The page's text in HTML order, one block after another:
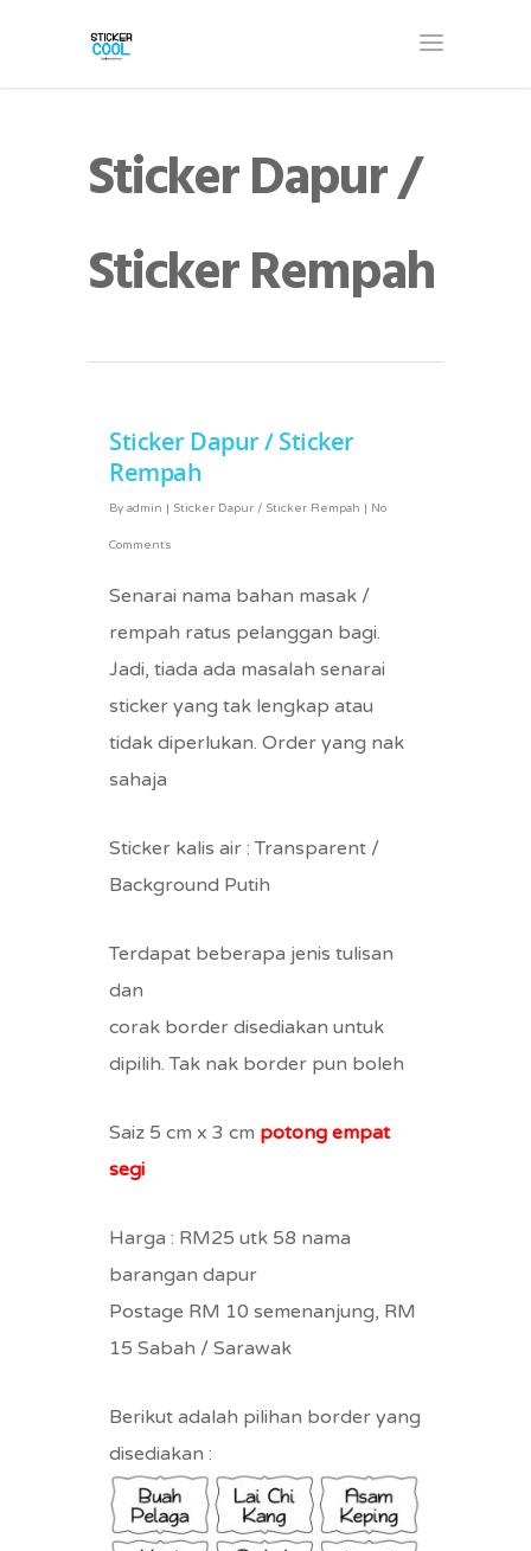
Sticker Dapur /
Sticker Rempah
Sticker Dapur / Sticker
Rempah
By admin | Sticker Dapur / Sticker Rempah | No
Comments
Senarai nama bahan masak /
rempah ratus pelanggan bagi.
Jadi, tiada ada masalah senarai
sticker yang tak lengkap atau
tidak diperlukan. Order yang nak
sahaja
Sticker kalis air : Transparent /
Background Putih
Terdapat beberapa jenis tulisan
dan
corak border disediakan untuk
dipilih. Tak nak border pun boleh
Saiz 5 cm x 3 cm potong empat
segi
Harga : RM25 utk 58 nama
barangan dapur
Postage RM 10 semenanjung, RM
15 Sabah / Sarawak
Berikut adalah pilihan border yang
disediakan :